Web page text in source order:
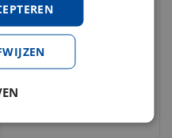
Rogz lighthouse